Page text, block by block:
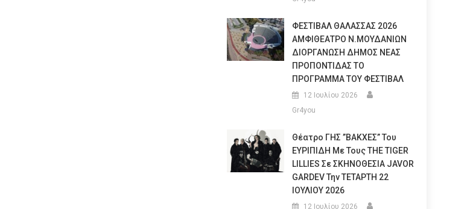
ΦΕΣΤΙΒΑΛ ΘΑΛΑΣΣΑΣ 2026
ΑΜΦΙΘΕΑΤΡΟ Ν.ΜΟΥΔΑΝΙΩΝ
ΔΙΟΡΓΑΝΩΣΗ ΔΗΜΟΣ ΝΕΑΣ
ΠΡΟΠΟΝΤΙΔΑΣ ΤΟ
ΠΡΟΓΡΑΜΜΑ ΤΟΥ ΦΕΣΤΙΒΑΛ
12 Ιουλίου 2026
Gr4you
Θέατρο ΓΗΣ ”ΒΑΚΧΕΣ” Του
ΕΥΡΙΠΙΔΗ Με Τους THE TIGER
LILLIES Σε ΣΚΗΝΟΘΕΣΙΑ JAVOR
GARDEV Την ΤΕΤΑΡΤΗ 22
ΙΟΥΛΙΟΥ 2026
12 Ιουλίου 2026